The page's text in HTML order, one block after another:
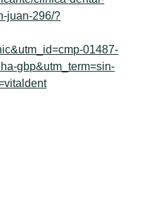
juan-296/?
01487-
gbp&utm_term=sin-